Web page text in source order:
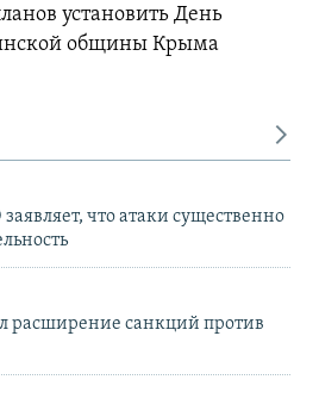
установить День
общины Крыма
что атаки существенно
расширение санкций против